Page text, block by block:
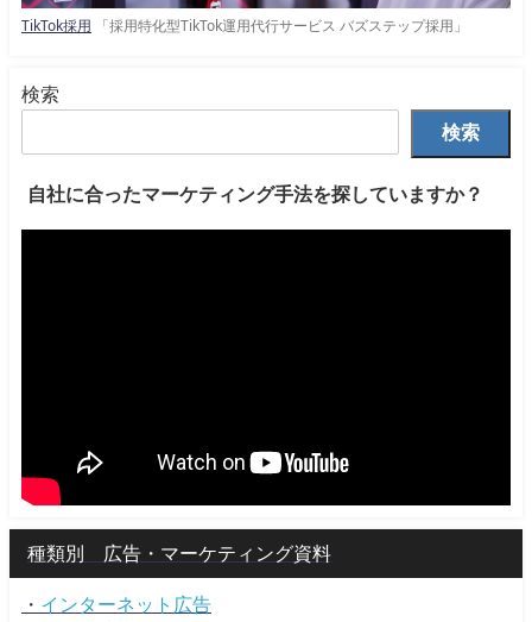
TikTok採用 「採用特化型TikTok運用代行サービス バズステップ採用」
検索
検索
自社に合ったマーケティング手法を探していますか？
種類別 広告・マーケティング資料
・ インターネット広告